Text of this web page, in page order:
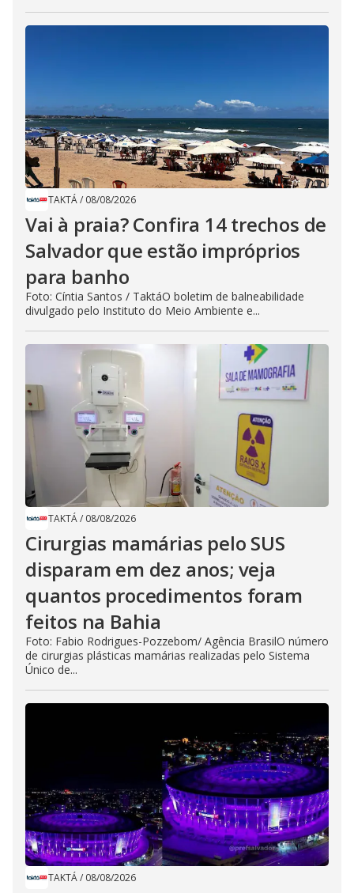
TAKTÁ/ 08/08/2026
Vai à praia? Confira 14 trechos de
Salvador que estão impróprios
para banho
Foto: Cíntia Santos / TaktáO boletim de balneabilidade
divulgado pelo Instituto do Meio Ambiente e...
TAKTÁ/ 08/08/2026
Cirurgias mamárias pelo SUS
disparam em dez anos; veja
quantos procedimentos foram
feitos na Bahia
Foto: Fabio Rodrigues-Pozzebom/ Agência BrasilO número
de cirurgias plásticas mamárias realizadas pelo Sistema
Único de...
TAKTÁ/ 08/08/2026